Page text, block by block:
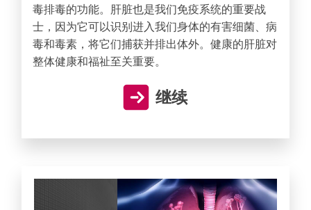
毒排毒的功能。肝脏也是我们免疫系统的重要战
士，因为它可以识别进入我们身体的有害细菌、病
毒和毒素，将它们捕获并排出体外。健康的肝脏对
整体健康和福祉至关重要。
继续